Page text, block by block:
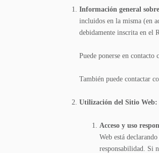
Información general
incluidos en la misma (en
debidamente inscrita en
Puede ponerse en
También puede contactar
Utilización del Sitio Web:
Acceso y uso
Web está
responsabilidad. Si